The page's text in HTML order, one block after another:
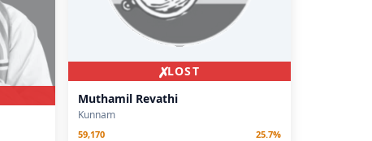
✗LOST
Muthamil Revathi
Kunnam
59,170 25.7%